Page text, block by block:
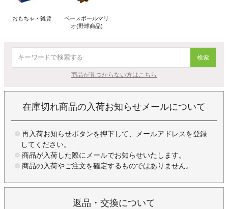
おもちゃ・雑貨
ベースボールマリ
オ(野球商品)
検索
商品が見つからない方はこちら
在庫切れ商品の入荷お知らせメールについて
再入荷お知らせボタンを押下して、メールアドレスを登録
してください。
商品が入荷した際にメールでお知らせいたします。
商品の入荷やご注文を確定するものではありません。
返品・交換について